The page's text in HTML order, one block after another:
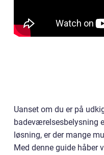
Uanset om du er på
badeværelsesbelysning
løsning, er der mange
Med denne guide håber